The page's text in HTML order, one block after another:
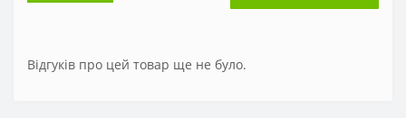
Відгуків про цей товар ще не було.